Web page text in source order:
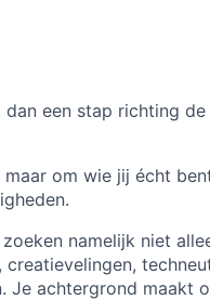
dan een stap richting de
om wie jij écht
zoeken namelijk niet
Je achtergrond maakt